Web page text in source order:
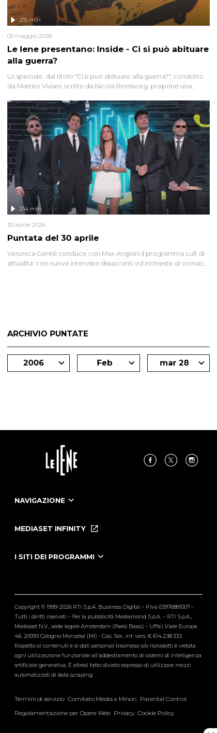
Le Iene presentano: Inside - Ci si può abituare
alla guerra?
215 min
05 maggio 2026
Lo speciale, dal titolo "Ci si può abituare alla guerra?", condotto
da Matteo Viviani, scritto da Nicola Remisceg, propone una
di settore - su quanto la guerra sia diventata una realtà pervasiva.
Anche se l'Italia non è direttamente coinvolta in conflitti armati, il
contesto globale rende impossibile considerarla un fenomeno
lontano.
Puntata del 30 aprile
214 min
30 aprile 2026
Veronica Gentili conduce con Max Angioni il programma cult di
attualita' con nuove interviste dissacranti ed inchieste di cronaca
ARCHIVIO PUNTATE
2006 Feb mar 28
NAVIGAZIONE
Le Iene Presentano Inside
Tutti i servizi
MEDIASET INFINITY
I SITI DEI PROGRAMMI
Verissimo
Copyright © 1999-2026 RTI S.p.A. Business Digital – P.Iva 03976881007 –
Tutti i diritti riservati – Per la pubblicità Mediamond S.p.A. – RTI S.p.A.,
Mediaset N.V., sede legale Amsterdam (Paesi Bassi) – Uffici Viale Europa
46, 20093 Cologno Monzese (MI) - Cap. Soc. int. vers. € 614.238.333.
Rispetto ai contenuti e ai dati personali trasmessi e/o riprodotti è vietata
ogni utilizzazione funzionale all'addestramento di sistemi di intelligenza
artificiale generativa. È altresì fatto divieto espresso di utilizzare mezzi
automatizzati di data scraping.
Termini di servizio Comitato Media e Minori Parental Control
Regolamentazione per Opere Web Privacy Cookie Policy